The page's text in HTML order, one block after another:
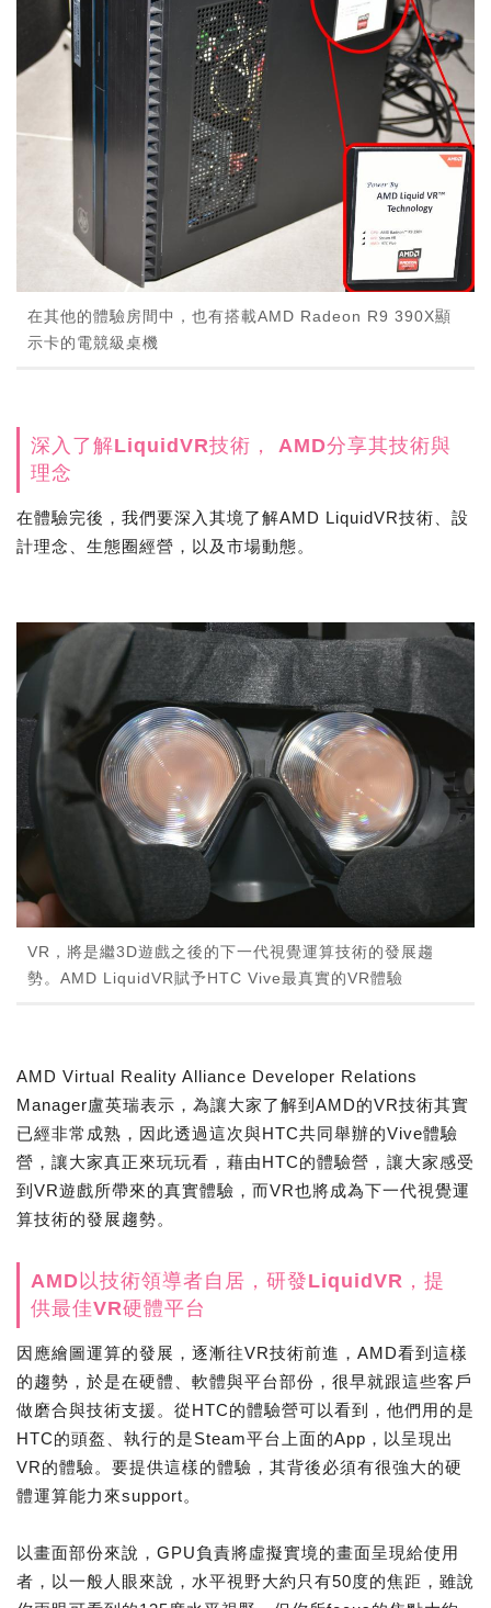
在其他的體驗房間中，也有搭載AMD Radeon R9 390X顯
示卡的電競級桌機
深入了解LiquidVR技術， AMD分享其技術與
理念
在體驗完後，我們要深入其境了解AMD LiquidVR技術、設
計理念、生態圈經營，以及市場動態。
VR，將是繼3D遊戲之後的下一代視覺運算技術的發展趨
勢。AMD LiquidVR賦予HTC Vive最真實的VR體驗
AMD Virtual Reality Alliance Developer Relations
Manager盧英瑞表示，為讓大家了解到AMD的VR技術其實
已經非常成熟，因此透過這次與HTC共同舉辦的Vive體驗
營，讓大家真正來玩玩看，藉由HTC的體驗營，讓大家感受
到VR遊戲所帶來的真實體驗，而VR也將成為下一代視覺運
算技術的發展趨勢。
AMD以技術領導者自居，研發LiquidVR，提
供最佳VR硬體平台
因應繪圖運算的發展，逐漸往VR技術前進，AMD看到這樣
的趨勢，於是在硬體、軟體與平台部份，很早就跟這些客戶
做磨合與技術支援。從HTC的體驗營可以看到，他們用的是
HTC的頭盔、執行的是Steam平台上面的App，以呈現出
VR的體驗。要提供這樣的體驗，其背後必須有很強大的硬
體運算能力來support。
以畫面部份來說，GPU負責將虛擬實境的畫面呈現給使用
者，以一般人眼來說，水平視野大約只有50度的焦距，雖說